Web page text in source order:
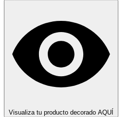
Visualiza tu producto decorado AQUÍ